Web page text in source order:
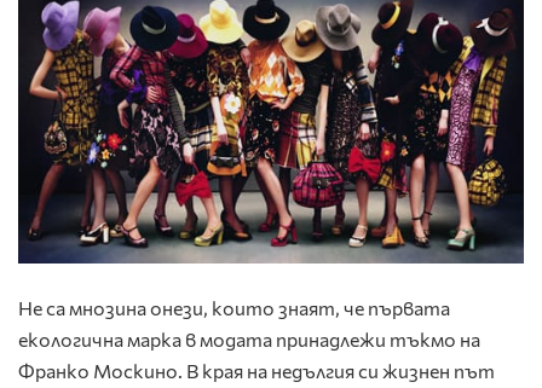
Не са мнозина онези, които знаят, че първата
екологична марка в модата принадлежи тъкмо на
Франко Москино. В края на недългия си жизнен път